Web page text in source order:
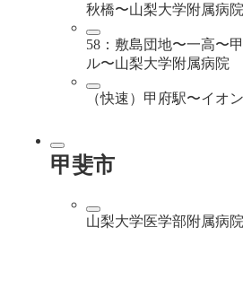
秋橋〜山梨大学附属病院
58：敷島団地〜一高〜
ル〜山梨大学附属病院
（快速）甲府駅〜イオ
甲斐市
山梨大学医学部附属病